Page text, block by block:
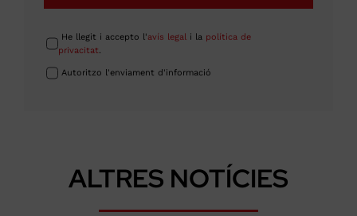
He llegit i accepto l'avís legali la política de
privacitat.
Autoritzo l'enviament d'informació
ALTRES NOTÍCIES